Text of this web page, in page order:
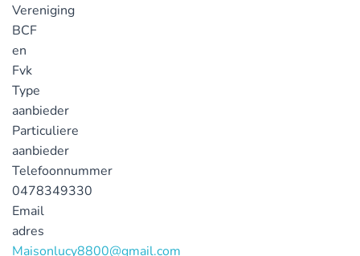
Vereniging
BCF
en
Fvk
Type
aanbieder
Particuliere
aanbieder
Telefoonnummer
0478349330
Email
adres
Maisonlucy8800@gmail.com